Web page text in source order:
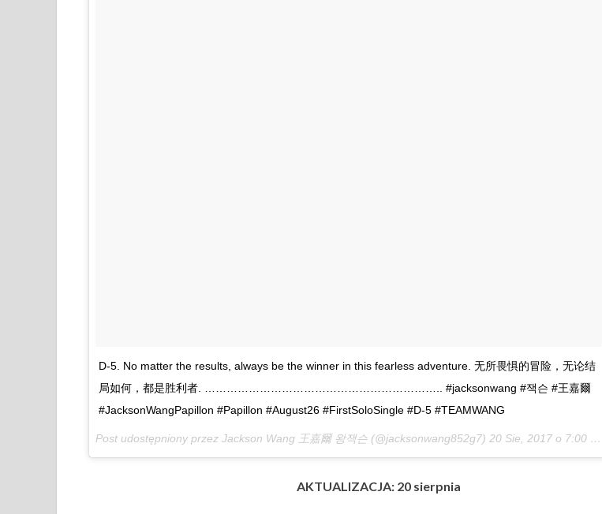
D-5. No matter the results, always be the winner in this fearless adventure. 无所畏惧的冒险，无论结
局如何，都是胜利者. ……………………………………………………….. #jacksonwang #잭슨 #王嘉爾
#JacksonWangPapillon #Papillon #August26 #FirstSoloSingle #D-5 #TEAMWANG
Post udostępniony przez Jackson Wang 王嘉爾 왕잭슨 (@jacksonwang852g7) 20 Sie, 2017 o 7:00 PDT
AKTUALIZACJA: 20 sierpnia